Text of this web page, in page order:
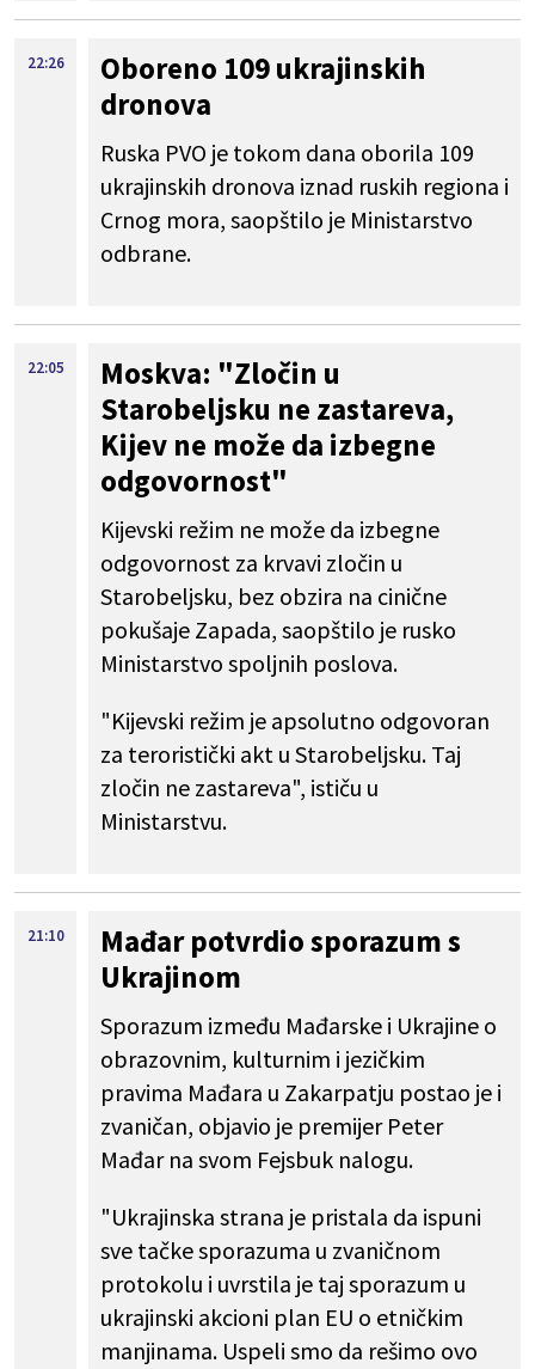
22:26
Oboreno 109 ukrajinskih
dronova
Ruska PVO je tokom dana oborila 109
ukrajinskih dronova iznad ruskih regiona i
Crnog mora, saopštilo je Ministarstvo
odbrane.
22:05
Moskva: "Zločin u
Starobeljsku ne zastareva,
Kijev ne može da izbegne
odgovornost"
Kijevski režim ne može da izbegne
odgovornost za krvavi zločin u
Starobeljsku, bez obzira na cinične
pokušaje Zapada, saopštilo je rusko
Ministarstvo spoljnih poslova.
"Kijevski režim je apsolutno odgovoran
za teroristički akt u Starobeljsku. Taj
zločin ne zastareva", ističu u
Ministarstvu.
21:10
Mađar potvrdio sporazum s
Ukrajinom
Sporazum između Mađarske i Ukrajine o
obrazovnim, kulturnim i jezičkim
pravima Mađara u Zakarpatju postao je i
zvaničan, objavio je premijer Peter
Mađar na svom Fejsbuk nalogu.
"Ukrajinska strana je pristala da ispuni
sve tačke sporazuma u zvaničnom
protokolu i uvrstila je taj sporazum u
ukrajinski akcioni plan EU o etničkim
manjinama. Uspeli smo da rešimo ovo